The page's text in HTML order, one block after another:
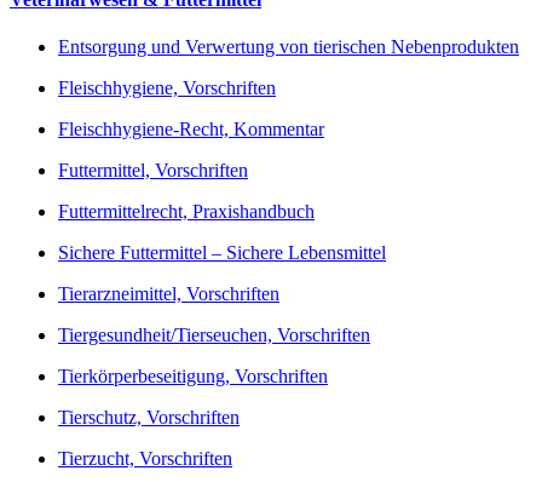
Entsorgung und Verwertung von tierischen Nebenprodukten
Fleischhygiene, Vorschriften
Fleischhygiene-Recht, Kommentar
Futtermittel, Vorschriften
Futtermittelrecht, Praxishandbuch
Sichere Futtermittel – Sichere Lebensmittel
Tierarzneimittel, Vorschriften
Tiergesundheit/Tierseuchen, Vorschriften
Tierkörperbeseitigung, Vorschriften
Tierschutz, Vorschriften
Tierzucht, Vorschriften